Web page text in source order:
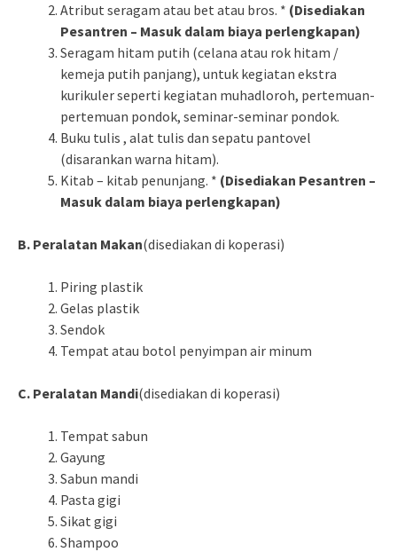
Atribut seragam atau bet atau bros. * (Disediakan
Pesantren – Masuk dalam biaya perlengkapan)
Seragam hitam putih (celana atau rok hitam /
kemeja putih panjang), untuk kegiatan ekstra
kurikuler seperti kegiatan muhadloroh, pertemuan-
pertemuan pondok, seminar-seminar pondok.
Buku tulis , alat tulis dan sepatu pantovel
(disarankan warna hitam).
Kitab – kitab penunjang. * (Disediakan Pesantren –
Masuk dalam biaya perlengkapan)
B. Peralatan Makan(disediakan di koperasi)
Piring plastik
Gelas plastik
Sendok
Tempat atau botol penyimpan air minum
C. Peralatan Mandi(disediakan di koperasi)
Tempat sabun
Gayung
Sabun mandi
Pasta gigi
Sikat gigi
Shampoo